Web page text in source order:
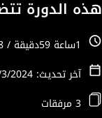
هذه الدورة
آخر تحديث: 31/3/2024